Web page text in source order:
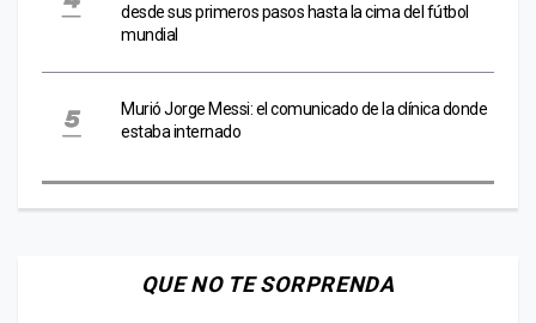
desde sus primeros pasos hasta la cima del fútbol
mundial
Murió Jorge Messi: el comunicado de la clínica donde
estaba internado
QUE NO TE SORPRENDA